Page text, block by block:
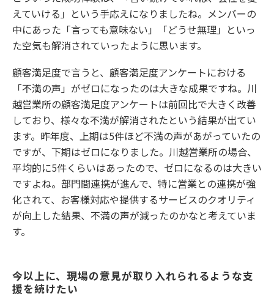
えていける」という手応えになりましたね。メンバーの
中にあった「言っても意味ない」「どうせ無理」といっ
た空気も解消されていったように思います。
顧客満足度で言うと、顧客満足度アンケートにおける
「不満の声」がゼロになったのは大きな成果ですね。川
越営業所の顧客満足度アンケートは前回比で大きく改善
しており、様々な不満が解消されたという結果が出てい
ます。昨年度、上期は5件ほど不満の声があがっていたの
ですが、下期はゼロになりました。川越営業所の場合、
平均的に5件くらいはあったので、ゼロになるのは大きい
ですよね。部門間連携が進んで、特に営業との連携が強
化されて、お客様対応や提供するサービスのクオリティ
が向上した結果、不満の声が減ったのかなと考えていま
す。
今以上に、現場の意見が取り入れられるような支
援を続けたい